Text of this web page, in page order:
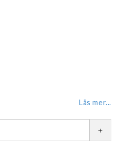
Läs mer...
+